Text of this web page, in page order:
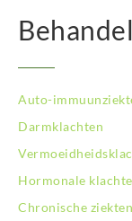
Auto-
Darmklachten
Hormonale
Chronische ziekten